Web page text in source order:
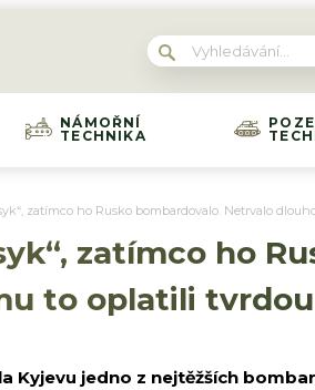
NÁMOŘNÍ
TECHNIKA
zatímco ho Rusko bombardovalo. Netrvalo
zatímco ho
to oplatili
Kyjevu jedno z nejtěžších